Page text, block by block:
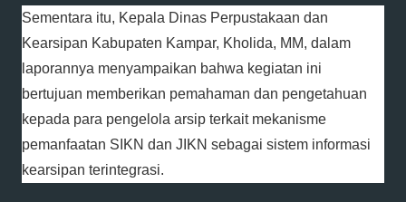
Sementara itu, Kepala Dinas Perpustakaan dan
Kearsipan Kabupaten Kampar, Kholida, MM, dalam
laporannya menyampaikan bahwa kegiatan ini
bertujuan memberikan pemahaman dan pengetahuan
kepada para pengelola arsip terkait mekanisme
pemanfaatan SIKN dan JIKN sebagai sistem informasi
kearsipan terintegrasi.